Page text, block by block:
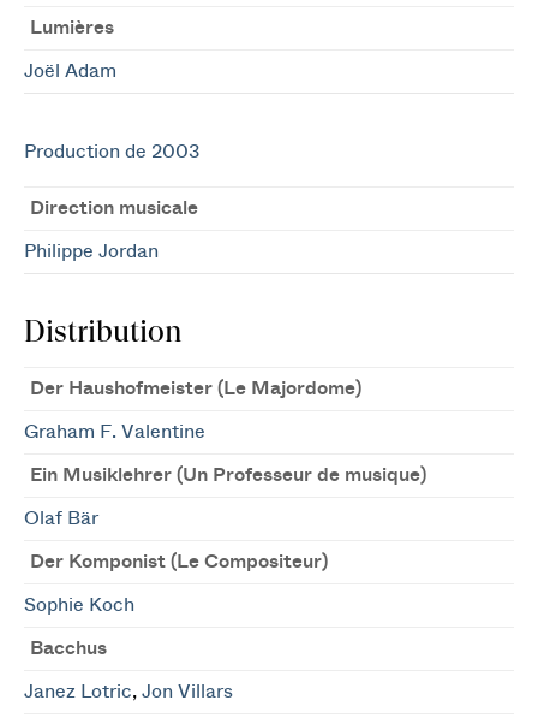
Lumières
Joël Adam
Production de 2003
Direction musicale
Philippe Jordan
Distribution
Der Haushofmeister (Le Majordome)
Graham F. Valentine
Ein Musiklehrer (Un Professeur de musique)
Olaf Bär
Der Komponist (Le Compositeur)
Sophie Koch
Bacchus
Janez Lotric, Jon Villars